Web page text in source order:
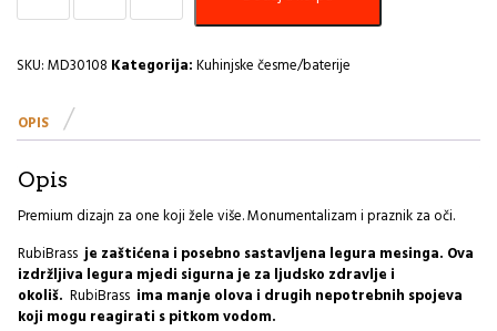
Sudoper
MD30108
količina
SKU:MD30108 Kategorija:Kuhinjske česme/baterije
OPIS
Opis
Premium dizajn za one koji žele više. Monumentalizam i praznik za oči.
RubiBrassje zaštićena i posebno sastavljena legura mesinga. Ova
izdržljiva legura mjedi sigurna je za ljudsko zdravlje i
okoliš. RubiBrass ima manje olova i drugih nepotrebnih spojeva
koji mogu reagirati s pitkom vodom.